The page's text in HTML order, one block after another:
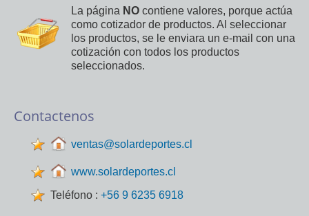
La página NO contiene valores, porque actúa
como cotizador de productos. Al seleccionar
los productos, se le enviara un e-mail con una
cotización con todos los productos
seleccionados.
Contactenos
ventas@solardeportes.cl
www.solardeportes.cl
Teléfono : +56 9 6235 6918